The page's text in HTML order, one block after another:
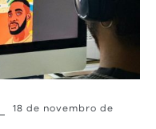
18 de novembro de